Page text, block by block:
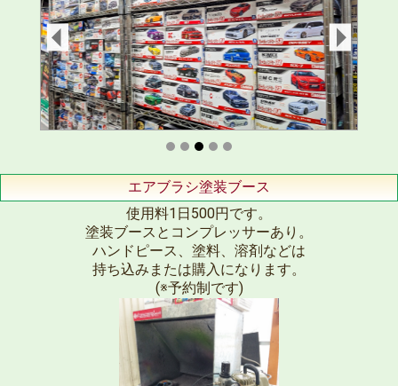
エアブラシ塗装ブース
使用料1日500円です。
塗装ブースとコンプレッサーあり。
ハンドピース、塗料、溶剤などは
持ち込みまたは購入になります。
(※予約制です)